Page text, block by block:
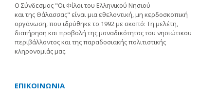
Ο Σύνδεσμος "Οι Φίλοι του Ελληνικού Νησιού
και της Θάλασσας" είναι μια εθελοντική, μη κερδοσκοπική
οργάνωση, που ιδρύθηκε το 1992 με σκοπό: Τη μελέτη,
διατήρηση και προβολή της μοναδικότητας του νησιώτικου
περιβάλλοντος και της παραδοσιακής πολιτιστικής
κληρονομιάς μας.
ΕΠΙΚΟΙΝΩΝΙΑ